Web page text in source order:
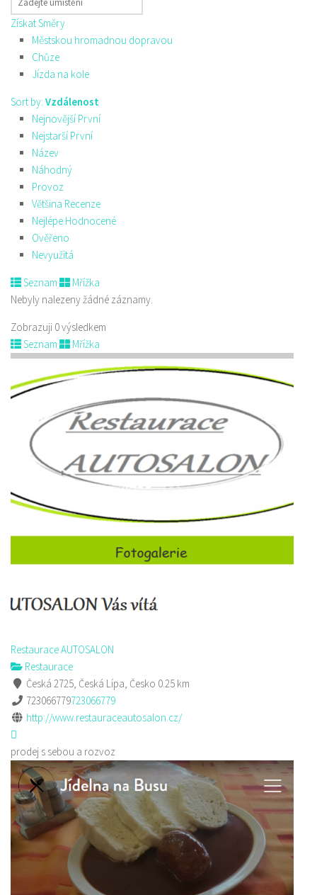
Získat Směry
Městskou hromadnou dopravou
Chůze
Jízda na kole
Sort by: Vzdálenost
Nejnovější První
Nejstarší První
Název
Náhodný
Provoz
Většina Recenze
Nejlépe Hodnocené
Ověřeno
Nevyužitá
Seznam
Mřížka
Nebyly nalezeny žádné záznamy.
Zobrazuji 0 výsledkem
Seznam
Mřížka
Restaurace AUTOSALON
Restaurace
Česká 2725, Česká Lípa, Česko 0.25 km
723066779723066779
http://www.restauraceautosalon.cz/
prodej s sebou a rozvoz